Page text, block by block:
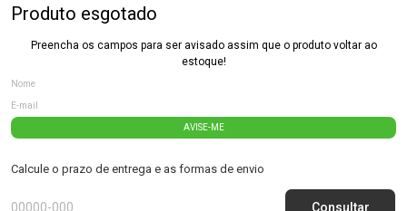
Produto esgotado
Preencha os campos para ser avisado assim que o produto voltar ao
estoque!
AVISE-ME
Calcule o prazo de entrega e as formas de envio